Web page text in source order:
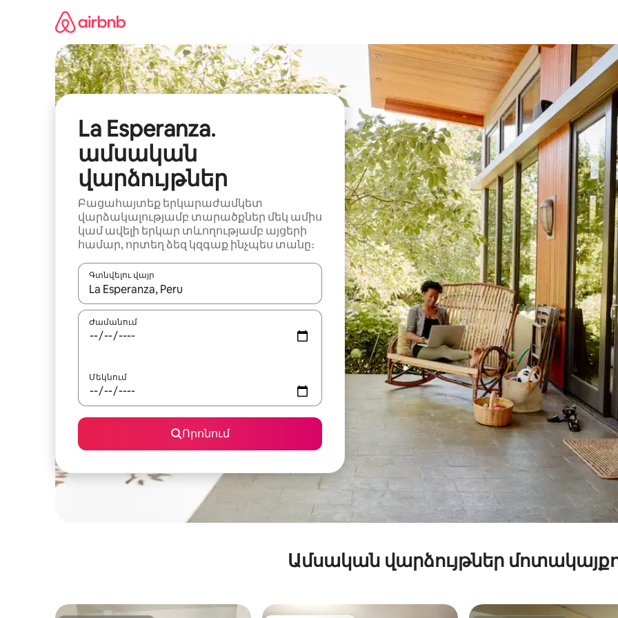
բովանդակությանը
La Esperanza․
ամսական
վարձույթներ
Բացահայտեք երկարաժամկետ
վարձակալությամբ տարածքներ մեկ ամիս
կամ ավելի երկար տևողությամբ այցերի
համար, որտեղ ձեզ կզգաք ինչպես տանը։
Գտնվելու վայր
Երբ արդյունքները հասանելի լինեն, սլաքների ստեղներով նավարկեք վեր և վար կամ ուսումնասիրեք
Ժամանում
Մեկնում
Որոնում
Ամսական վարձույթներ